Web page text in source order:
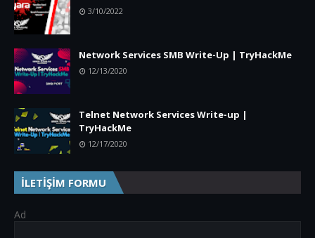
3/10/2022
Network Services SMB Write-Up | TryHackMe
12/13/2020
Telnet Network Services Write-up |
TryHackMe
12/17/2020
İLETİŞİM FORMU
Ad